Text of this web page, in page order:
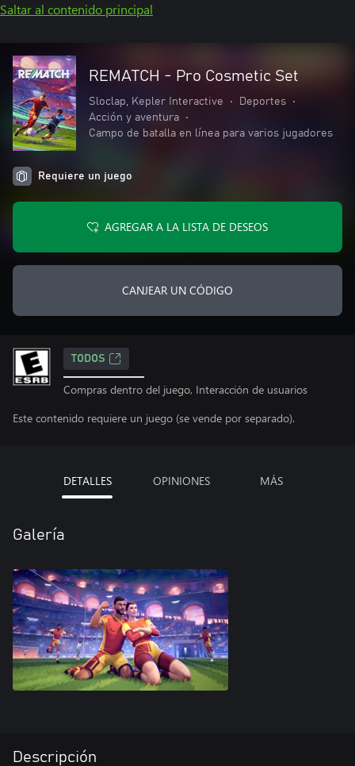
Saltar al contenido principal
REMATCH - Pro Cosmetic Set
Sloclap, Kepler Interactive • Deportes
•
Acción y aventura
•
Campo de batalla en línea para varios jugadores
Requiere un juego
AGREGAR A LA LISTA DE DESEOS
CANJEAR UN CÓDIGO
TODOS
Compras dentro del juego, Interacción de usuarios
Este contenido requiere un juego (se vende por separado).
DETALLES OPINIONES MÁS
Galería
Descripción